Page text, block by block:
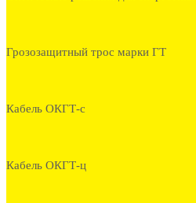
Грозозащитный трос марки ГТ
Кабель ОКГТ-с
Кабель ОКГТ-ц